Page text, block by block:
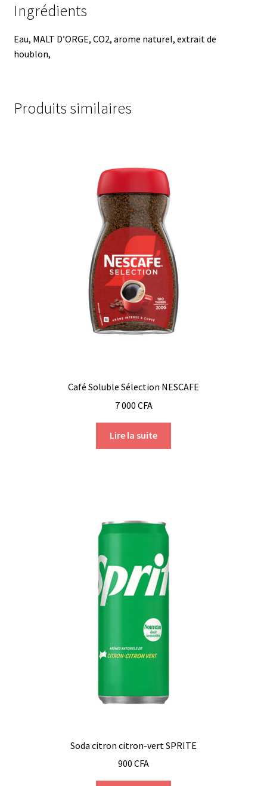
Ingrédients
Eau, MALT D’ORGE, CO2, arome naturel, extrait de
houblon,
Produits similaires
Café Soluble Sélection NESCAFE
7 000 CFA
Lire la suite
Soda citron citron-vert SPRITE
900 CFA